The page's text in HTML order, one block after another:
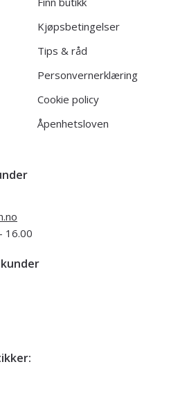
Kjøpsbetingelser
Tips & råd
Personvernerklæring
Cookie policy
Åpenhetsloven
16.00